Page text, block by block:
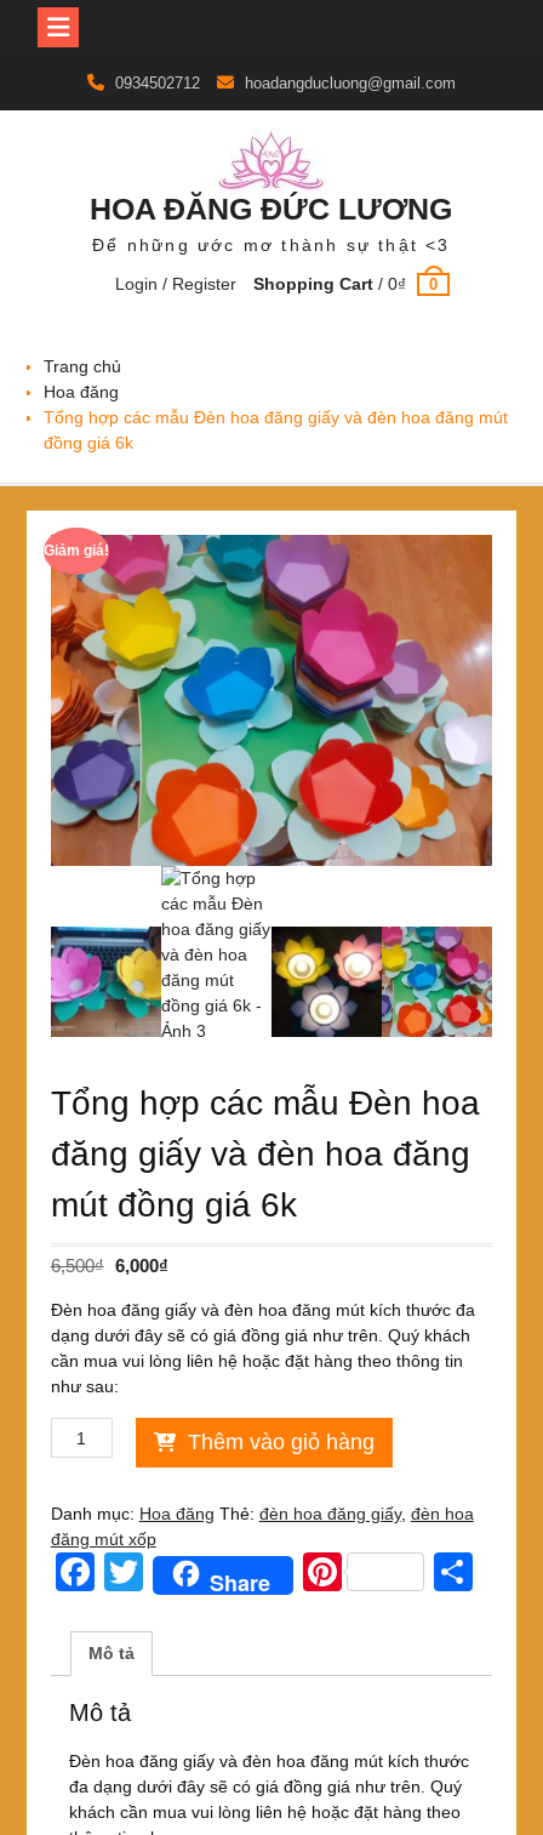
content
0934502712 hoadangducluong@gmail.com
HOA ĐĂNG ĐỨC LƯƠNG
Để những ước mơ thành sự thật <3
Login / Register
Shopping Cart /0₫ 0
Trang chủ
Hoa đăng
Tổng hợp các mẫu Đèn hoa đăng giấy và đèn hoa đăng mút
đồng giá 6k
Giảm giá!
Tổng hợp các mẫu Đèn hoa
đăng giấy và đèn hoa đăng
mút đồng giá 6k
6,500₫ Giá
là:
6,500₫.
6,000₫
tại
là:
6,000₫.
Đèn hoa đăng giấy và đèn hoa đăng mút kích thước đa
dạng dưới đây sẽ có giá đồng giá như trên. Quý khách
cần mua vui lòng liên hệ hoặc đặt hàng theo thông tin
như sau:
Tổng
hợp
mẫu
Đèn
hoa
đăng
đăng
đồng
giá
Thêm vào giỏ hàng
Danh mục: Hoa đăng Thẻ: đèn hoa đăng giấy, đèn hoa
đăng mút xốp
F
c
b
o
o
T
er
Share
Pi
e
e
Mô tả
Mô tả
Đèn hoa đăng giấy và đèn hoa đăng mút kích thước
đa dạng dưới đây sẽ có giá đồng giá như trên. Quý
khách cần mua vui lòng liên hệ hoặc đặt hàng theo